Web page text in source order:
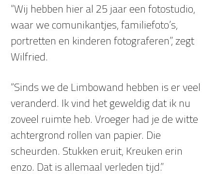
“Wij hebben hier al 25 jaar een fotostudio,
waar we comunikantjes, familiefoto’s,
portretten en kinderen fotograferen”, zegt
Wilfried.
“Sinds we de Limbowand hebben is er veel
veranderd. Ik vind het geweldig dat ik nu
zoveel ruimte heb. Vroeger had je de witte
achtergrond rollen van papier. Die
scheurden. Stukken eruit, Kreuken erin
enzo. Dat is allemaal verleden tijd.”